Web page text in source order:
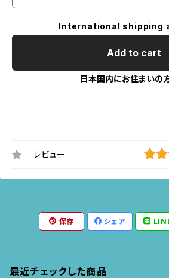
International shipping
Add to cart
日本国内にお住まいの
レビュー
保存 シェア
最近チェックした商品